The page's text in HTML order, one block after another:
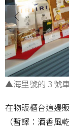
▲海里號的３號
在物販櫃台這邊
（暫譯：酒香